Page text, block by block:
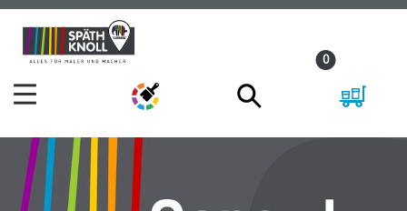
Zum
Inhalt
Zum
Navigationsmenü
0